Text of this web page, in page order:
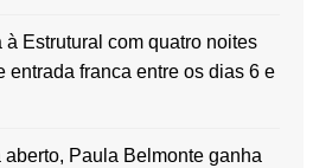
Estrutural com quatro noites
entrada franca entre os dias 6 e
aberto, Paula Belmonte ganha